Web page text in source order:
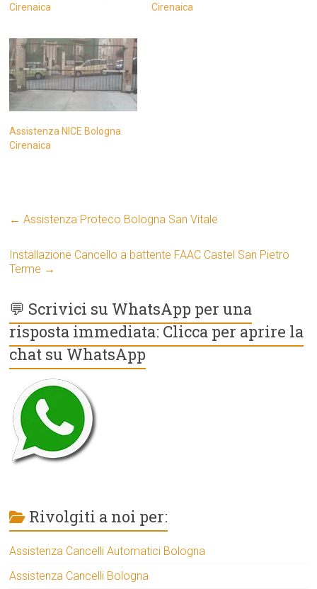
Cirenaica
Cirenaica
Assistenza NICE Bologna
Cirenaica
← Assistenza Proteco Bologna San Vitale
Installazione Cancello a battente FAAC Castel San Pietro
Terme →
💬 Scrivici su WhatsApp per una
risposta immediata: Clicca per aprire la
chat su WhatsApp
Rivolgiti a noi per:
Assistenza Cancelli Automatici Bologna
Assistenza Cancelli Bologna